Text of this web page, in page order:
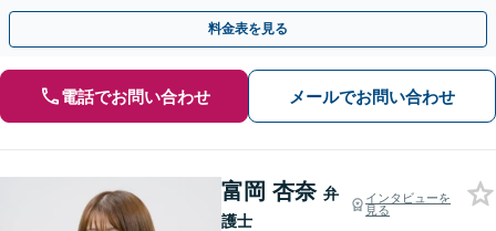
人の特定ができる場合もあり。
料金表を見る
電話でお問い合わせ メールでお問い合わせ
富岡 杏奈 弁
護士
インタビューを
見る